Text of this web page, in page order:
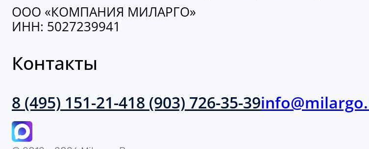
ООО «КОМПАНИЯ МИЛАРГО»
ИНН: 5027239941
Контакты
8 (495) 151-21-418 (903) 726-35-39